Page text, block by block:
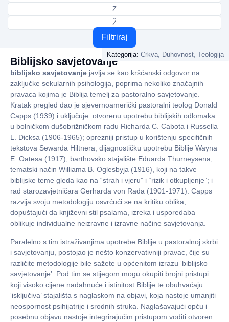
Z
Ž
Filtriraj
Kategorija: Crkva, Duhovnost, Teologija
Biblijsko savjetovanje
biblijsko savjetovanje javlja se kao kršćanski odgovor na
zaključke sekularnih psihologija, poprima nekoliko značajnih
pravaca kojima je Biblija temelj za pastoralno savjetovanje.
Kratak pregled dao je sjevernoamerički pastoralni teolog Donald
Capps (1939) i uključuje: otvorenu upotrebu biblijskih odlomaka
u bolničkom dušobrižničkom radu Richarda C. Cabota i Russella
L. Dicksa (1906-1965); oprezniji pristup u korištenju specifičnih
tekstova Sewarda Hiltnera; dijagnostičku upotrebu Biblije Wayna
E. Oatesa (1917); barthovsko stajalište Eduarda Thurneysena;
tematski način Williama B. Oglesbyja (1916), koji na takve
biblijske teme gleda kao na “strah i vjeru” i “rizik i otkupljenje”; i
rad starozavjetničara Gerharda von Rada (1901-1971). Capps
razvija svoju metodologiju osvrćući se na kritiku oblika,
dopuštajući da književni stil psalama, izreka i usporedaba
oblikuje individualne neizravne i izravne načine savjetovanja.
Paralelno s tim istraživanjima upotrebe Biblije u pastoralnoj skrbi
i savjetovanju, postojao je nešto konzervativniji pravac, čije su
različite metodologije bile sažete u općenitom izrazu ‘biblijsko
savjetovanje’. Pod tim se stijegom mogu okupiti brojni pristupi
koji visoko cijene nadahnuće i istinitost Biblije te obuhvaćaju
‘isključiva’ stajališta s naglaskom na objavi, koja nastoje umanjiti
neospornost psihijatrije i srodnih struka. Naglašavajući opću i
posebnu objavu nastoje integrirajućim pristupom voditi otvoren